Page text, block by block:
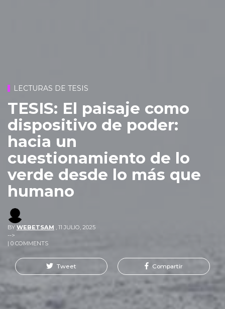
LECTURAS DE TESIS
TESIS: El paisaje como
dispositivo de poder:
hacia un
cuestionamiento de lo
verde desde lo más que
humano
BY WEBETSAM
11 JULIO, 2025
-->
| 0 COMMENTS
Tweet Compartir